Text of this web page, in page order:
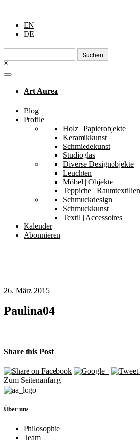
EN
DE
Suchen
nach:
×
Art Aurea
Blog
Profile
Holz | Papierobjekte
Keramikkunst
Schmiedekunst
Studioglas
Diverse Designobjekte
Leuchten
Möbel | Objekte
Teppiche | Raumtextilien
Schmuckdesign
Schmuckkunst
Textil | Accessoires
Kalender
Abonnieren
26. März 2015
Paulina04
Share this Post
Zum Seitenanfang
Über uns
Philosophie
Team